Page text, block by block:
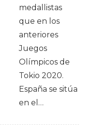
medallistas
que en los
anteriores
Juegos
Olímpicos de
Tokio 2020.
España se sitúa
en el…